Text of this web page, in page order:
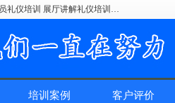
礼仪培训 展厅讲解礼仪培训…
培训案例 客户评价